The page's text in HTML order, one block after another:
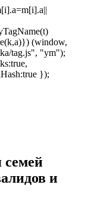
(window,
tag.js", "ym");
});
семей
и